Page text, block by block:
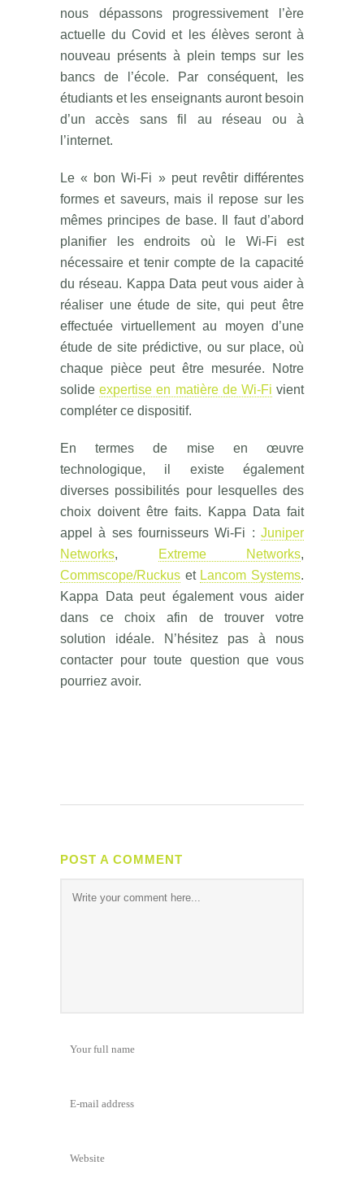
nous dépassons progressivement l’ère
actuelle du Covid et les élèves seront à
nouveau présents à plein temps sur les
bancs de l’école. Par conséquent, les
étudiants et les enseignants auront besoin
d’un accès sans fil au réseau ou à
l’internet.
Le « bon Wi-Fi » peut revêtir différentes
formes et saveurs, mais il repose sur les
mêmes principes de base. Il faut d’abord
planifier les endroits où le Wi-Fi est
nécessaire et tenir compte de la capacité
du réseau. Kappa Data peut vous aider à
réaliser une étude de site, qui peut être
effectuée virtuellement au moyen d’une
étude de site prédictive, ou sur place, où
chaque pièce peut être mesurée. Notre
solideexpertise en matière de Wi-Fi vient
compléter ce dispositif.
En termes de mise en œuvre
technologique, il existe également
diverses possibilités pour lesquelles des
choix doivent être faits. Kappa Data fait
appel à ses fournisseurs Wi-Fi : Juniper
Networks, Extreme Networks,
Commscope/Ruckus et Lancom Systems.
Kappa Data peut également vous aider
dans ce choix afin de trouver votre
solution idéale. N’hésitez pas à nous
contacter pour toute question que vous
pourriez avoir.
POST A COMMENT